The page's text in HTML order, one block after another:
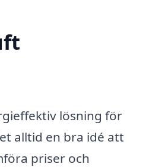
lösning för
alltid en bra idé att
priser och